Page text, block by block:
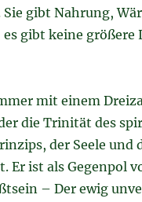
gibt Nahrung,
gibt keine größere
mit einem
die Trinität des
der Seele und
Er ist als Gegenpol
– Der ewig